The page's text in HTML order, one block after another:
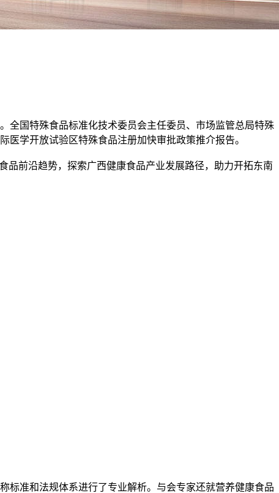
国特殊食品标准化技术委员会主任委员、市场监管总局特殊
学开放试验区特殊食品注册加快审批政策推介报告。
前沿趋势，探索广西健康食品产业发展路径，助力开拓东南
准和法规体系进行了专业解析。与会专家还就营养健康食品